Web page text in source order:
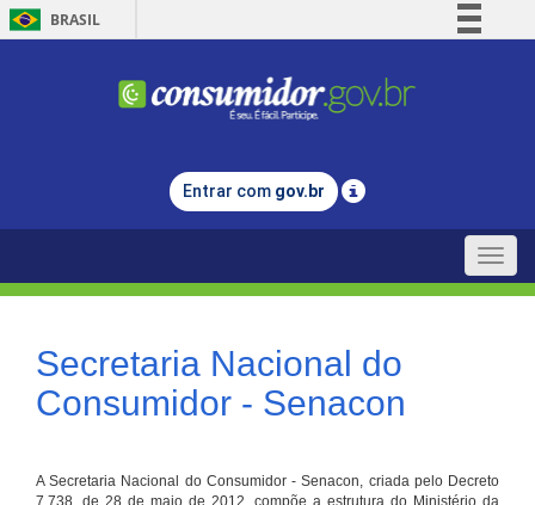
BRASIL
Comunica BR
Legislação
Entrar com gov.br
Toggle
Secretaria Nacional do
Consumidor - Senacon
A Secretaria Nacional do Consumidor - Senacon, criada pelo Decreto